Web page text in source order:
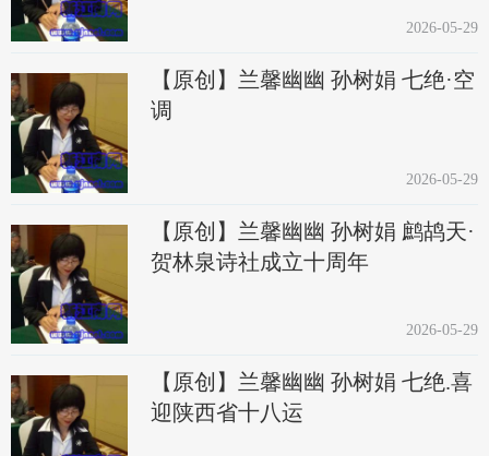
2026-05-29
【原创】兰馨幽幽 孙树娟 七绝·空
调
2026-05-29
【原创】兰馨幽幽 孙树娟 鹧鸪天·
贺林泉诗社成立十周年
2026-05-29
【原创】兰馨幽幽 孙树娟 七绝.喜
迎陕西省十八运